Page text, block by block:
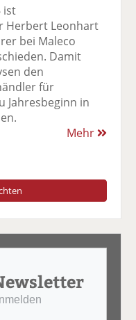
ist
Herbert Leonhart
bei Maleco
Damit
den
für
Jahresbeginn in
Mehr